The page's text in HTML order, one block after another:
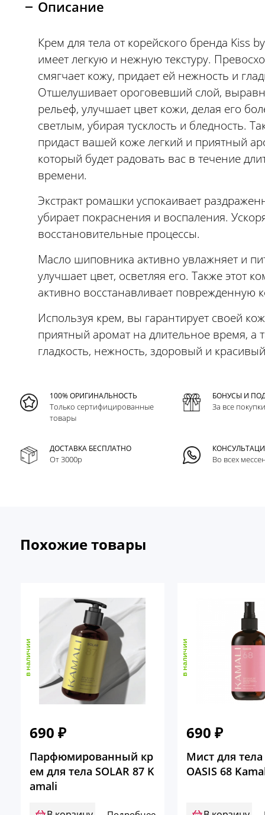
Описание
Крем для тела от корейского бренда Kiss
имеет легкую и нежную текстуру.
смягчает кожу, придает ей нежность и
Отшелушивает ороговевший слой,
рельеф, улучшает цвет кожи, делая его
светлым, убирая тусклость и бледность.
придаст вашей коже легкий и приятный
который будет радовать вас в течение
времени.
Экстракт ромашки успокаивает
убирает покраснения и воспаления.
восстановительные процессы.
Масло шиповника активно увлажняет и
улучшает цвет, осветляя его. Также этот
активно восстанавливает поврежденную
Используя крем, вы гарантирует своей
приятный аромат на длительное время, а
гладкость, нежность, здоровый и
100% ОРИГИНАЛЬНОСТЬ
Только сертифицированные
товары
БОНУСЫ И
За все
ДОСТАВКА БЕСПЛАТНО
От 3000р Во всех
Похожие товары
690 ₽
в наличии
Парфюмированный кр
ем для тела SOLAR 87 K
amali
690₽
в наличии
Мист для
OASIS 68